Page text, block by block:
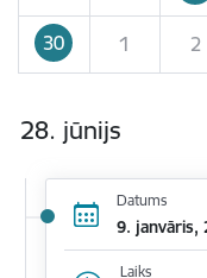
30 1 2
28. jūnijs
Datums
9. janvāris,
Laiks